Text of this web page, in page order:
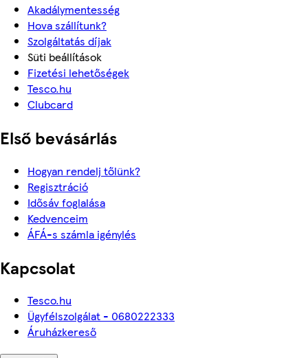
Akadálymentesség
Hova szállítunk?
Szolgáltatás díjak
Süti beállítások
Fizetési lehetőségek
Tesco.hu
Clubcard
Első bevásárlás
Hogyan rendelj tőlünk?
Regisztráció
Idősáv foglalása
Kedvenceim
ÁFÁ-s számla igénylés
Kapcsolat
Tesco.hu
Ügyfélszolgálat - 0680222333
Áruházkereső